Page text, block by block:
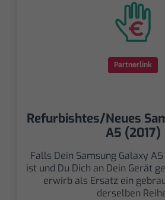
Partnerlink
Refurbishtes/Neues
A5 (2017)
Falls Dein Samsung Galaxy
ist und Du Dich an Dein Gerät
erwirb als Ersatz ein
derselben